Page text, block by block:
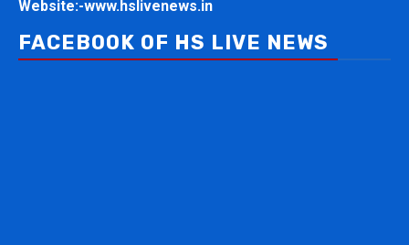
Website:-www.hslivenews.in
FACEBOOK OF HS LIVE NEWS